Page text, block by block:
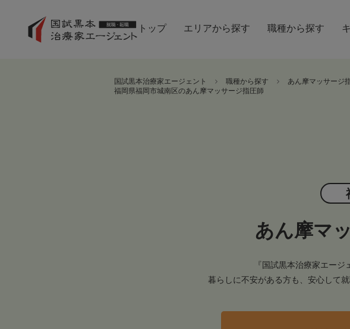
トップ エリアから探す 職種から探す
国試黒本治療家エージェント 職種から探す あん摩マッサージ
福岡県福岡市城南区のあん摩マッサージ指圧師
あん摩マ
『国試黒本治療家エー
暮らしに不安がある方も、安心して